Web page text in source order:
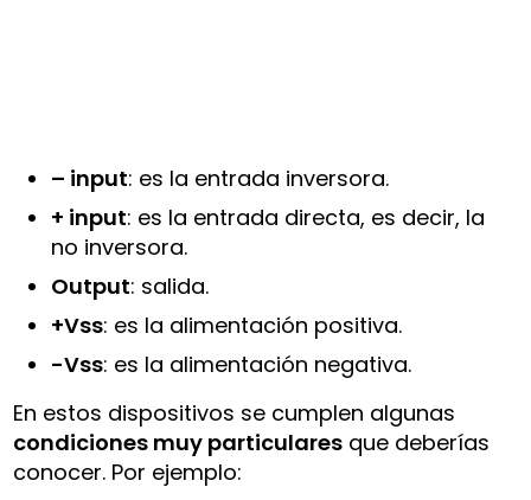
– input: es la entrada inversora.
+ input: es la entrada directa, es decir, la
no inversora.
Output: salida.
+Vss: es la alimentación positiva.
-Vss: es la alimentación negativa.
En estos dispositivos se cumplen algunas
condiciones muy particulares que deberías
conocer. Por ejemplo: